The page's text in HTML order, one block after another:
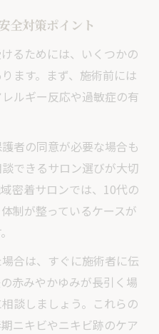
全対策ポイント
るためには、いくつかの
ます。まず、施術前には
ルギー反応や過敏症の有
者の同意が必要な場合も
できるサロン選びが大切
密着サロンでは、10代の
制が整っているケースが
合は、すぐに施術者に伝
赤みやかゆみが長引く場
談しましょう。これらの
ニキビやニキビ跡のケア